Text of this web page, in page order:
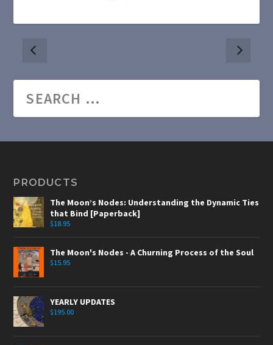
PRODUCTS
The Moon’s Nodes: Understanding the Dynamic Ties
that Bind [Paperback]
$18.95
The Moon's Nodes - A Churning Process of the Soul
$15.95
YEARLY UPDATES
$195.00